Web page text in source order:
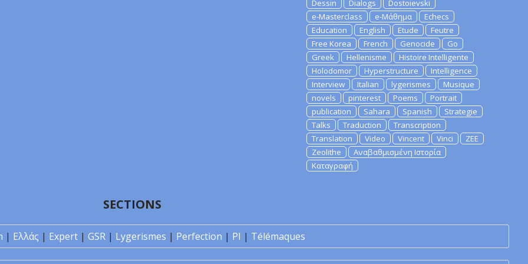
Dessin
Dialogs
Dostoievski
e-Masterclass
e-Μάθημα
Echecs
Education
English Etude
Feutre
Free Korea
French Genocide
Go
Greek
Hellenisme
Histoire Intelligente
Holodomor
Hyperstructure
Intelligence
Interview
Italian lygerismes
Musique
novels
pinterest Poems
Portrait
publication
Sahara Spanish
Strategie
Talks
Traduction
Transcription
Translation
Video Vincent Vinci
ZEE
Zeolithe
Αναβαθμισμένη Ιστορία
Καταγραφή
SECTIONS
| Ελλάς | Expert | GSR | Lygerismes | Perfection | PI | Télémaques